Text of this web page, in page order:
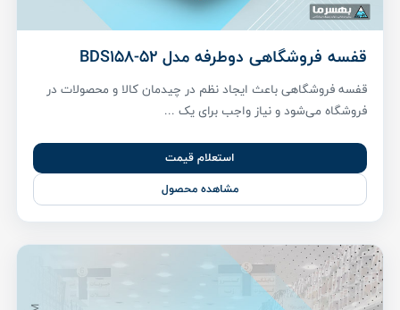
قفسه فروشگاهی دوطرفه مدل BDS158-52
قفسه فروشگاهی باعث ایجاد نظم در چیدمان کالا و محصولات در
فروشگاه می‌شود و نیاز واجب برای یک ...
استعلام قیمت
مشاهده محصول